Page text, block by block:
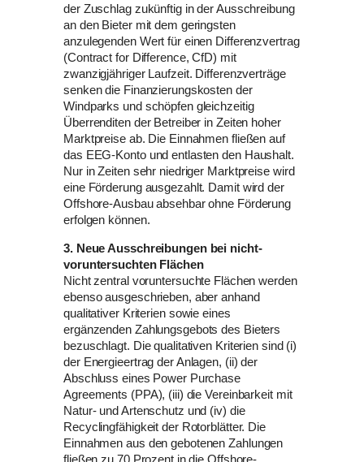
der Zuschlag zukünftig in der Ausschreibung
an den Bieter mit dem geringsten
anzulegenden Wert für einen Differenzvertrag
(Contract for Difference, CfD) mit
zwanzigjähriger Laufzeit. Differenzverträge
senken die Finanzierungskosten der
Windparks und schöpfen gleichzeitig
Überrenditen der Betreiber in Zeiten hoher
Marktpreise ab. Die Einnahmen fließen auf
das EEG-Konto und entlasten den Haushalt.
Nur in Zeiten sehr niedriger Marktpreise wird
eine Förderung ausgezahlt. Damit wird der
Offshore-Ausbau absehbar ohne Förderung
erfolgen können.
3. Neue Ausschreibungen bei nicht-
voruntersuchten Flächen
Nicht zentral voruntersuchte Flächen werden
ebenso ausgeschrieben, aber anhand
qualitativer Kriterien sowie eines
ergänzenden Zahlungsgebots des Bieters
bezuschlagt. Die qualitativen Kriterien sind (i)
der Energieertrag der Anlagen, (ii) der
Abschluss eines Power Purchase
Agreements (PPA), (iii) die Vereinbarkeit mit
Natur- und Artenschutz und (iv) die
Recyclingfähigkeit der Rotorblätter. Die
Einnahmen aus den gebotenen Zahlungen
fließen zu 70 Prozent in die Offshore-